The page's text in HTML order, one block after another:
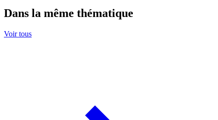
Dans la même thématique
Voir tous